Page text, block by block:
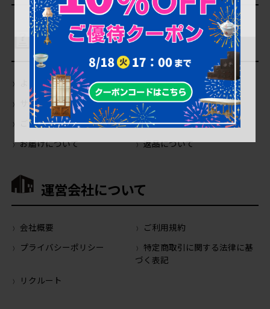
ご利用ガイド
よくあるご質問（Q＆A）
当店の商品について
サイトの使い方について
会員登録・特典について
ご注文について
お支払いについて
お届けについて
返品について
運営会社について
会社概要
ご利用規約
プライバシーポリシー
特定商取引に関する法律に基
づく表記
リクルート